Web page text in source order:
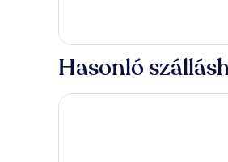
Hasonló
Phuket Graceland Resort And